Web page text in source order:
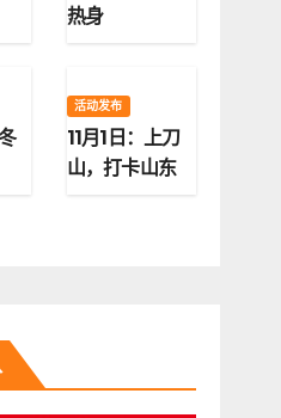
热身
活动发布
11月1日：上刀
山，打卡山东